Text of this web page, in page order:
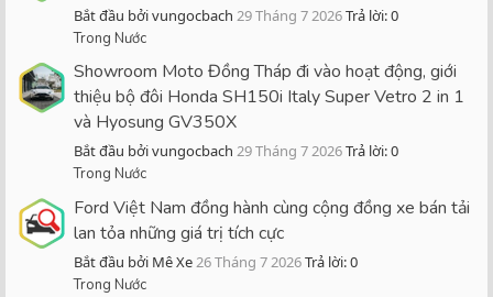
Bắt đầu bởi vungocbach 29 Tháng 7 2026Trả lời: 0
Trong Nước
Showroom Moto Đồng Tháp đi vào hoạt động, giới
thiệu bộ đôi Honda SH150i Italy Super Vetro 2 in 1
và Hyosung GV350X
Bắt đầu bởi vungocbach 29 Tháng 7 2026Trả lời: 0
Trong Nước
Ford Việt Nam đồng hành cùng cộng đồng xe bán tải
lan tỏa những giá trị tích cực
Bắt đầu bởi Mê Xe26 Tháng 7 2026Trả lời: 0
Trong Nước